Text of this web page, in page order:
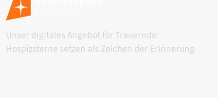
Unser digitales Angebot für Trauernde:
Hospizsterne setzen als Zeichen der Erinnerung